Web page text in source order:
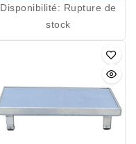
PANIER
Disponibilité: Rupture de
stock